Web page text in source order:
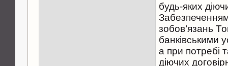
будь-яких
зобов’язань
банківськими
а при потребі
діючих